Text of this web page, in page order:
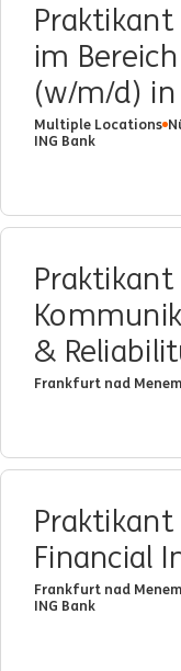
im
(w/m/d)
Multiple Locations
ING Bank
&
Frankfurt nad
Praktikant
Financial
Frankfurt nad
ING Bank